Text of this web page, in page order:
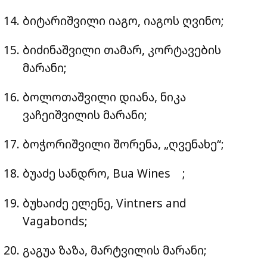
ბიტარიშვილი იაგო, იაგოს ღვინო;
ბიძინაშვილი თამარ, კორტავების
მარანი;
ბოლოთაშვილი დიანა, ნიკა
ვაჩეიშვილის მარანი;
ბოჭორიშვილი შორენა, „ღვენახე“;
ბუაძე სანდრო, Bua Wines ;
ბუხაიძე ელენე, Vintners and
Vagabonds;
გაგუა ზაზა, მარტვილის მარანი;